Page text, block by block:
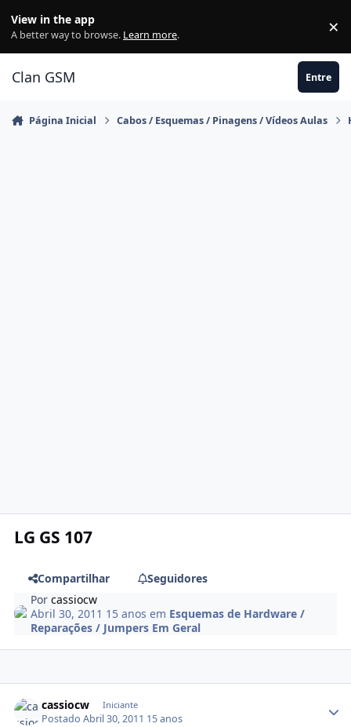
View in the app
A better way to browse. Learn more. ×
Clan GSM Entre
Página Inicial Cabos / Esquemas / Pinagens / Vídeos Aulas
LG GS 107
Compartilhar
Seguidores
Porcassiocw
Abril 30, 2011 15 anos em Esquemas de Hardware /
Reparações / Jumpers Em Geral
cassiocw Iniciante
PostadoAbril 30, 2011 15 anos